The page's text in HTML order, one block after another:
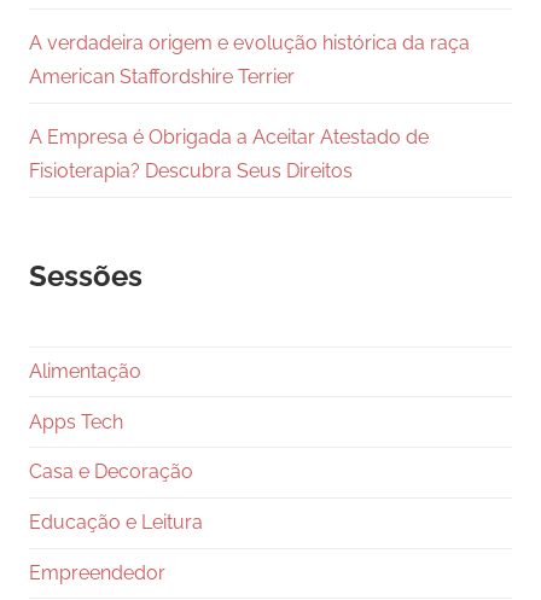
A verdadeira origem e evolução histórica da raça
American Staffordshire Terrier
A Empresa é Obrigada a Aceitar Atestado de
Fisioterapia? Descubra Seus Direitos
Sessões
Alimentação
Apps Tech
Casa e Decoração
Educação e Leitura
Empreendedor